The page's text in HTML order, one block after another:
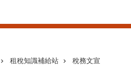
租稅知識補給站
稅務文宣